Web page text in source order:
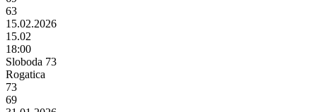
63
15.02.2026
15.02
18:00
Sloboda 73
Rogatica
73
69